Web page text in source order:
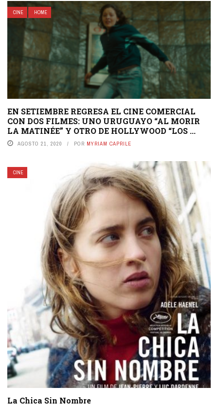
CINE HOME
EN SETIEMBRE REGRESA EL CINE COMERCIAL
CON DOS FILMES: UNO URUGUAYO “AL MORIR
LA MATINÉE” Y OTRO DE HOLLYWOOD “LOS ...
AGOSTO 21, 2020 POR MYRIAM CAPRILE
CINE
La Chica Sin Nombre